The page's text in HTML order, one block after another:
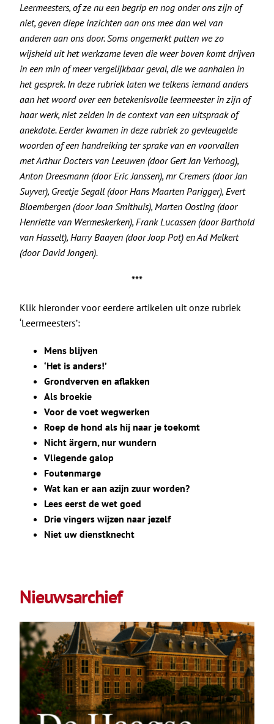
Leermeesters, of ze nu een begrip en nog onder ons zijn of
niet, geven diepe inzichten aan ons mee dan wel van
anderen aan ons door. Soms ongemerkt putten we zo
wijsheid uit het werkzame leven die weer boven komt drijven
in een min of meer vergelijkbaar geval, die we aanhalen in
het gesprek. In deze rubriek laten we telkens iemand anders
aan het woord over een betekenisvolle leermeester in zijn of
haar werk, niet zelden in de context van een uitspraak of
anekdote. Eerder kwamen in deze rubriek zo gevleugelde
woorden of een handreiking ter sprake van en voorvallen
met Arthur Docters van Leeuwen (door Gert Jan Verhoog),
Anton Dreesmann (door Eric Janssen), mr Cremers (door Jan
Suyver), Greetje Segall (door Hans Maarten Parigger), Evert
Bloembergen (door Joan Smithuis), Marten Oosting (door
Henriette van Wermeskerken), Frank Lucassen (door Barthold
van Hasselt), Harry Baayen (door Joop Pot) en Ad Melkert
(door David Jongen).
***
Klik hieronder voor eerdere artikelen uit onze rubriek
‘Leermeesters’:
Mens blijven
‘Het is anders!’
Grondverven en aflakken
Als broekie
Voor de voet wegwerken
Roep de hond als hij naar je toekomt
Nicht ärgern, nur wundern
Vliegende galop
Foutenmarge
Wat kan er aan azijn zuur worden?
Lees eerst de wet goed
Drie vingers wijzen naar jezelf
Niet uw dienstknecht
Nieuwsarchief